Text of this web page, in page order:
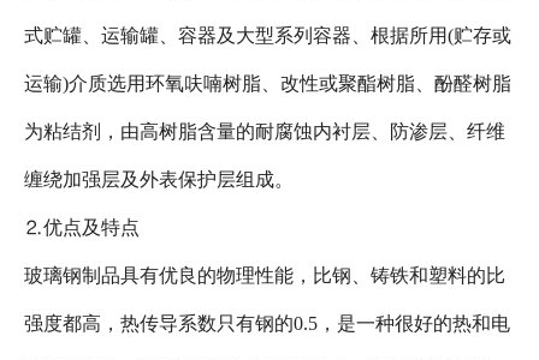
式贮罐、运输罐、容器及大型系列容器、根据所用(贮存或
运输)介质选用环氧呋喃树脂、改性或聚酯树脂、酚醛树脂
为粘结剂，由高树脂含量的耐腐蚀内衬层、防渗层、纤维
缠绕加强层及外表保护层组成。
⒉优点及特点
玻璃钢制品具有优良的物理性能，比钢、铸铁和塑料的比
强度都高，热传导系数只有钢的0.5，是一种很好的热和电